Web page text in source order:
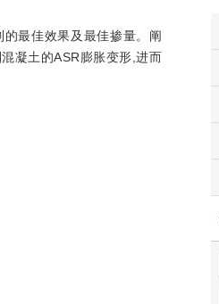
最佳效果及最佳掺量。阐
凝土的ASR膨胀变形,进而